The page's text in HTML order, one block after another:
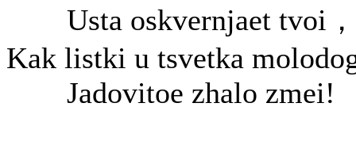
Usta oskvernjaet tvoi，
Kak listki u tsvetka
Jadovitoe zhalo zmei!